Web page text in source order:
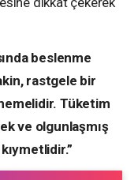
beslenme
rastgele bir
Tüketim
ve olgunlaşmış